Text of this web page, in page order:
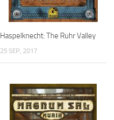
Haspelknecht: The Ruhr Valley
25 SEP, 2017